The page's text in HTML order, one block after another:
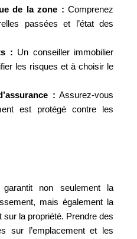
de la zone : Comprenez
passées et l’état des
: Un conseiller immobilier
les risques et à choisir le
: Assurez-vous
est protégé contre les
garantit non seulement la
mais également la
la propriété. Prendre des
sur l’emplacement et les